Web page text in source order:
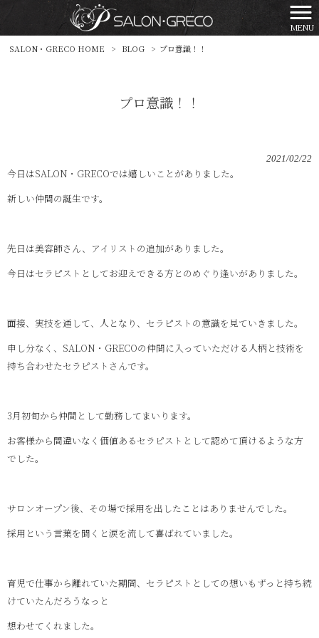
MENU
SALON・GRECO HOME > BLOG > プロ意識！！
プロ意識！！
2021/02/22
今日はSALON・GRECOでは嬉しいことがありました。
新しい仲間の誕生です。
先日は美容師さん、アイリストの追加がありました。
今日はセラピストとしてお迎えできる方とのめぐり逢いがありました。
面接、実技を通して、人となり、セラピストの意識を見ていきました。
申し分なく、SALON・GRECOの仲間に入っていただける人柄と技術を
持ち合わせたセラピストさんです。
3月初旬から仲間として勤務してまいります。
お客様から間違いなく価値あるセラピストとして認めて頂けるような方
でした。
サロンオープン後、その場で採用を出したことはありませんでした。
採用という言葉を聞くと涙を流して喜ばれていました。
育児で仕事から離れていた期間、セラピストとしての想いもずっと持ち続
けていたんだろうなっと
想わせてくれました。